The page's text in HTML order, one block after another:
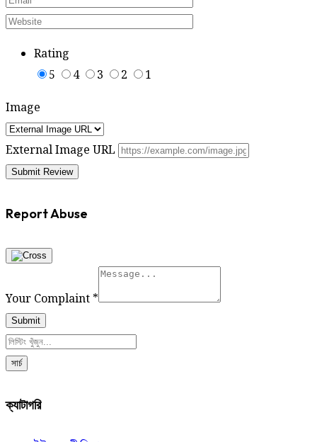
Rating
5
4 3 2
1
Image
External Image URL
Report Abuse
Your Complaint *
Submit
সার্চ
ক্যাটাগরি